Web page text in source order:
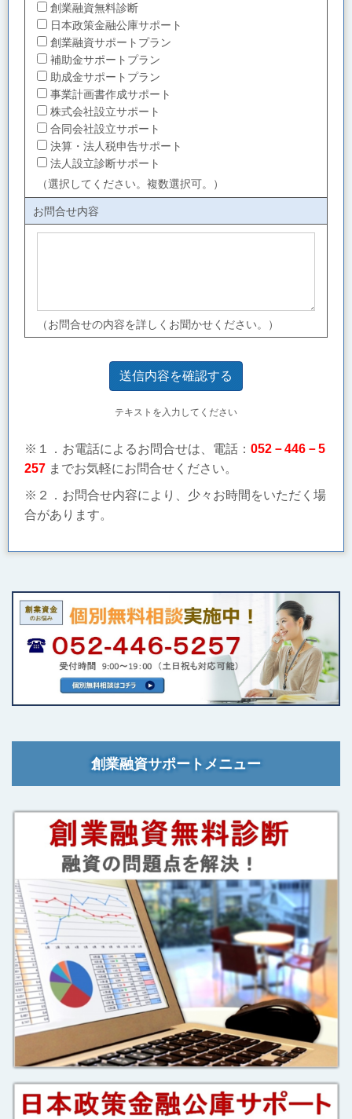
創業融資無料診断
日本政策金融公庫サポート
創業融資サポートプラン
補助金サポートプラン
助成金サポートプラン
事業計画書作成サポート
株式会社設立サポート
合同会社設立サポート
決算・法人税申告サポート
法人設立診断サポート
（選択してください。複数選択可。）
お問合せ内容
（お問合せの内容を詳しくお聞かせください。）
テキストを入力してください
※１．お電話によるお問合せは、電話： 052－446－5
257 までお気軽にお問合せください。
※２．お問合せ内容により、少々お時間をいただく場
合があります。
創業融資サポートメニュー